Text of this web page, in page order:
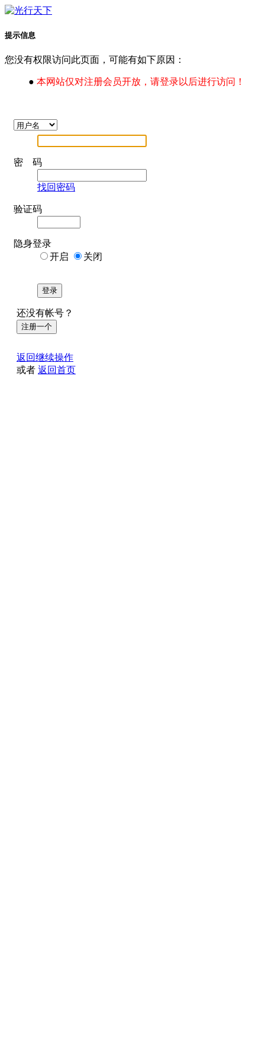
提示信息
您没有权限访问此页面，可能有如下原因：
● 本网站仅对注册会员开放，请登录以后进行访问！
密 码
找回密码
验证码
隐身登录
开启
关闭
登录
还没有帐号？
注册一个
返回继续操作
或者 返回首页